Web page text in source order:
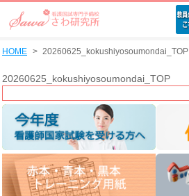
HOME 20260625_kokushiyosoumondai_TOP
20260625_kokushiyosoumondai_TOP